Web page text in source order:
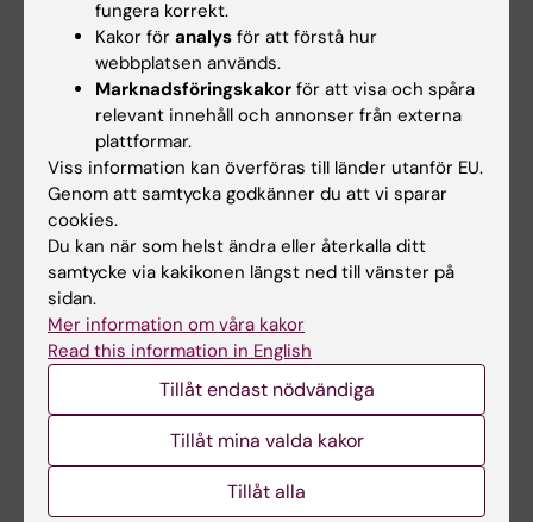
Rest-examinationer VT26
Skriftlig tentamen:Torsdag 20 augusti, 5
timmar utan rast. Matsäck får tas med.
Anmälan görs senast 10 dagar innan via
Ladok.
Praktiskt prov:Fredag 21 augusti på HS.
Anmälan görs senast 21 juni
Hagbok,monica.hagbok@ki.se, med kopia till
MMK kursexpedition,
kursexpedition-
mmk@ki.se
Muntlig examination:Anmälan görs till MMK
kursexpedition,kursexpedition-mmk@ki.se
för de studenter som läst i Solna.
Examinationer HT26
fungera korrekt.
Kakor för analys för att förstå hur
webbplatsen används.
Marknadsföringskakor för att visa och spåra
relevant innehåll och annonser från externa
plattformar.
Viss information kan överföras till länder utanför EU.
Genom att samtycka godkänner du att vi sparar
cookies.
Du kan när som helst ändra eller återkalla ditt
samtycke via kakikonen längst ned till vänster på
sidan.
Mer information om våra kakor
Read this information in English
Tillåt endast nödvändiga
Tillåt mina valda kakor
Tillåt alla